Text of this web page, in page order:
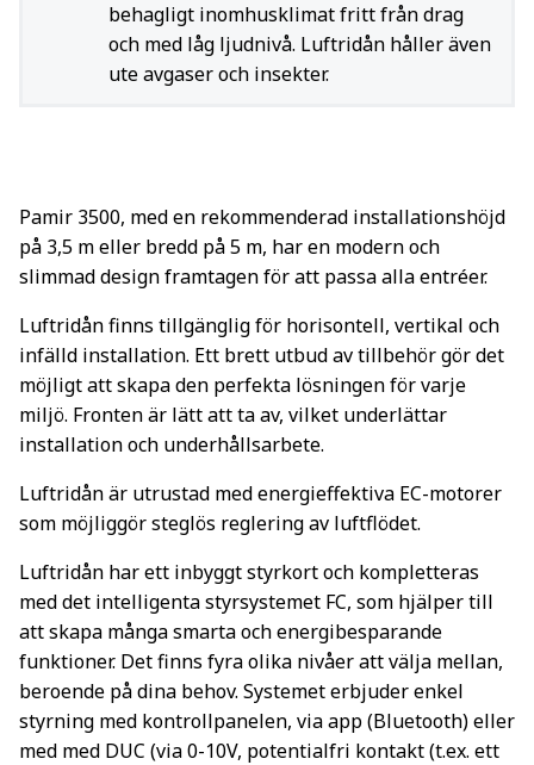
behagligt inomhusklimat fritt från drag
och med låg ljudnivå. Luftridån håller även
ute avgaser och insekter.
Pamir 3500, med en rekommenderad installationshöjd
på 3,5 m eller bredd på 5 m, har en modern och
slimmad design framtagen för att passa alla entréer.
Luftridån finns tillgänglig för horisontell, vertikal och
infälld installation. Ett brett utbud av tillbehör gör det
möjligt att skapa den perfekta lösningen för varje
miljö. Fronten är lätt att ta av, vilket underlättar
installation och underhållsarbete.
Luftridån är utrustad med energieffektiva EC-motorer
som möjliggör steglös reglering av luftflödet.
Luftridån har ett inbyggt styrkort och kompletteras
med det intelligenta styrsystemet FC, som hjälper till
att skapa många smarta och energibesparande
funktioner. Det finns fyra olika nivåer att välja mellan,
beroende på dina behov. Systemet erbjuder enkel
styrning med kontrollpanelen, via app (Bluetooth) eller
med med DUC (via 0-10V, potentialfri kontakt (t.ex. ett